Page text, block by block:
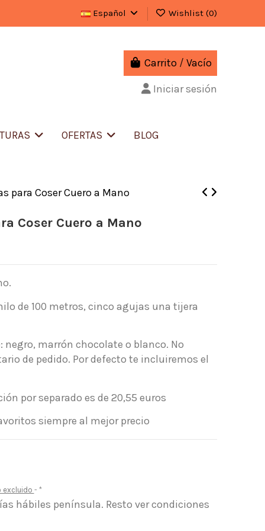
Español Wishlist (0)
Carrito /Vacío
Iniciar sesión
OFERTAS BLOG
para Coser Cuero a Mano
Coser Cuero a Mano
de 100 metros, cinco agujas una tijera
negro, marrón chocolate o blanco. No
de pedido. Por defecto te incluiremos el
por separado es de 20,55 euros
siempre al mejor precio
excluido *
hábiles península. Resto ver condiciones